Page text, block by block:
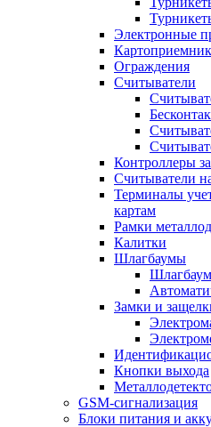
Электронные
Ограждения
Считыватели
Контроллеры
Считыватели
Терминалы
картам
Рамки
Калитки
Шлагбаумы
Замки и
Кнопки выхода
GSM-сигнализация
Блоки питания и